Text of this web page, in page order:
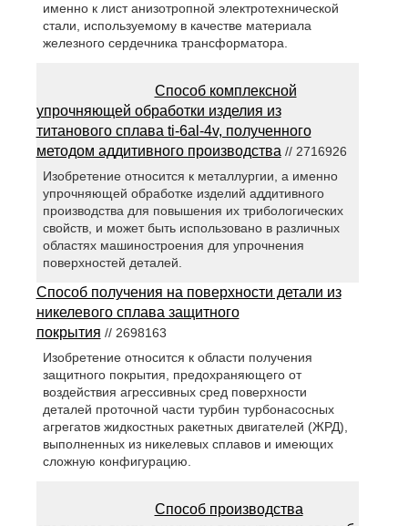
именно к лист анизотропной электротехнической
стали, используемому в качестве материала
железного сердечника трансформатора.
Способ комплексной
упрочняющей обработки изделия из
титанового сплава ti-6al-4v, полученного
методом аддитивного производства // 2716926
Изобретение относится к металлургии, а именно
упрочняющей обработке изделий аддитивного
производства для повышения их трибологических
свойств, и может быть использовано в различных
областях машиностроения для упрочнения
поверхностей деталей.
Способ получения на поверхности детали из
никелевого сплава защитного
покрытия // 2698163
Изобретение относится к области получения
защитного покрытия, предохраняющего от
воздействия агрессивных сред поверхности
деталей проточной части турбин турбонасосных
агрегатов жидкостных ракетных двигателей (ЖРД),
выполненных из никелевых сплавов и имеющих
сложную конфигурацию.
Способ производства